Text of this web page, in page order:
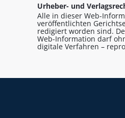
Urheber- und
Alle in dieser Web-
veröffentlichten
redigiert worden sind.
Web-Information darf
digitale Verfahren –